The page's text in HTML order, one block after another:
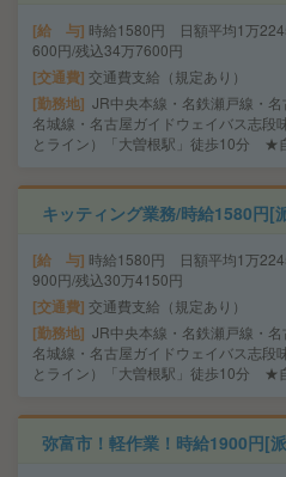
給 与 時給1580円 日額平均1万
600円/残込34万7600円
交通費 交通費支給（規定あり）
勤務地 JR中央本線・名鉄瀬戸線・
名城線・名古屋ガイドウェイバス志段
とライン）「大曽根駅」徒歩10分 ★
キッティング業務/時給1580円[
給 与 時給1580円 日額平均1万
900円/残込30万4150円
交通費 交通費支給（規定あり）
勤務地 JR中央本線・名鉄瀬戸線・
名城線・名古屋ガイドウェイバス志段
とライン）「大曽根駅」徒歩10分 ★
弥富市！軽作業！時給1900円[